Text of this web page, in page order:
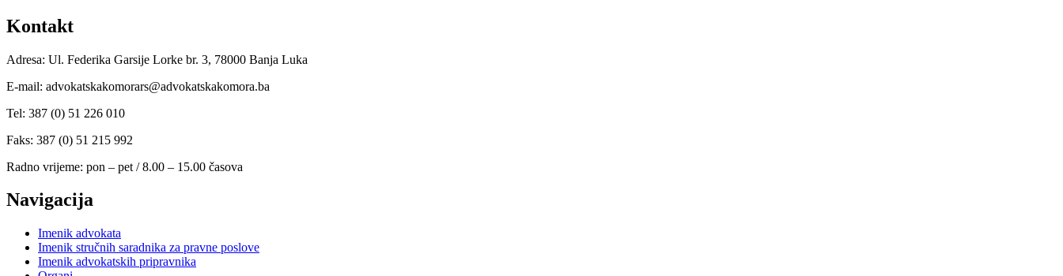
Kontakt
Adresa: Ul. Federika Garsije Lorke br. 3, 78000 Banja Luka
E-mail: advokatskakomorars@advokatskakomora.ba
Tel: 387 (0) 51 226 010
Faks: 387 (0) 51 215 992
Radno vrijeme: pon – pet / 8.00 – 15.00 časova
Navigacija
Imenik advokata
Imenik stručnih saradnika za pravne poslove
Imenik advokatskih pripravnika